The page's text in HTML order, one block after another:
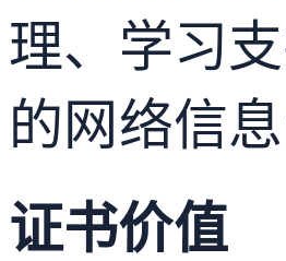
理、学习
的网络信
证书价值